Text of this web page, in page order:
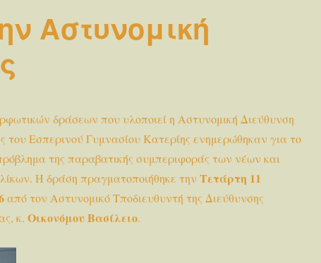
Αστυνομική
δράσεων που υλοποιεί η Αστυνομική Διεύθυνση
του Εσπερινού Γυμνασίου Κατερίης ενημερώθηκαν για το
της παραβατικής συμπεριφοράς των νέων και
Η δράση πραγματοποιήθηκε την Τετάρτη 11
από τον Αστυνομικό Τποδιευθυντή της Διεύθυνσης
κ. Οικονόμου Βασίλειο.